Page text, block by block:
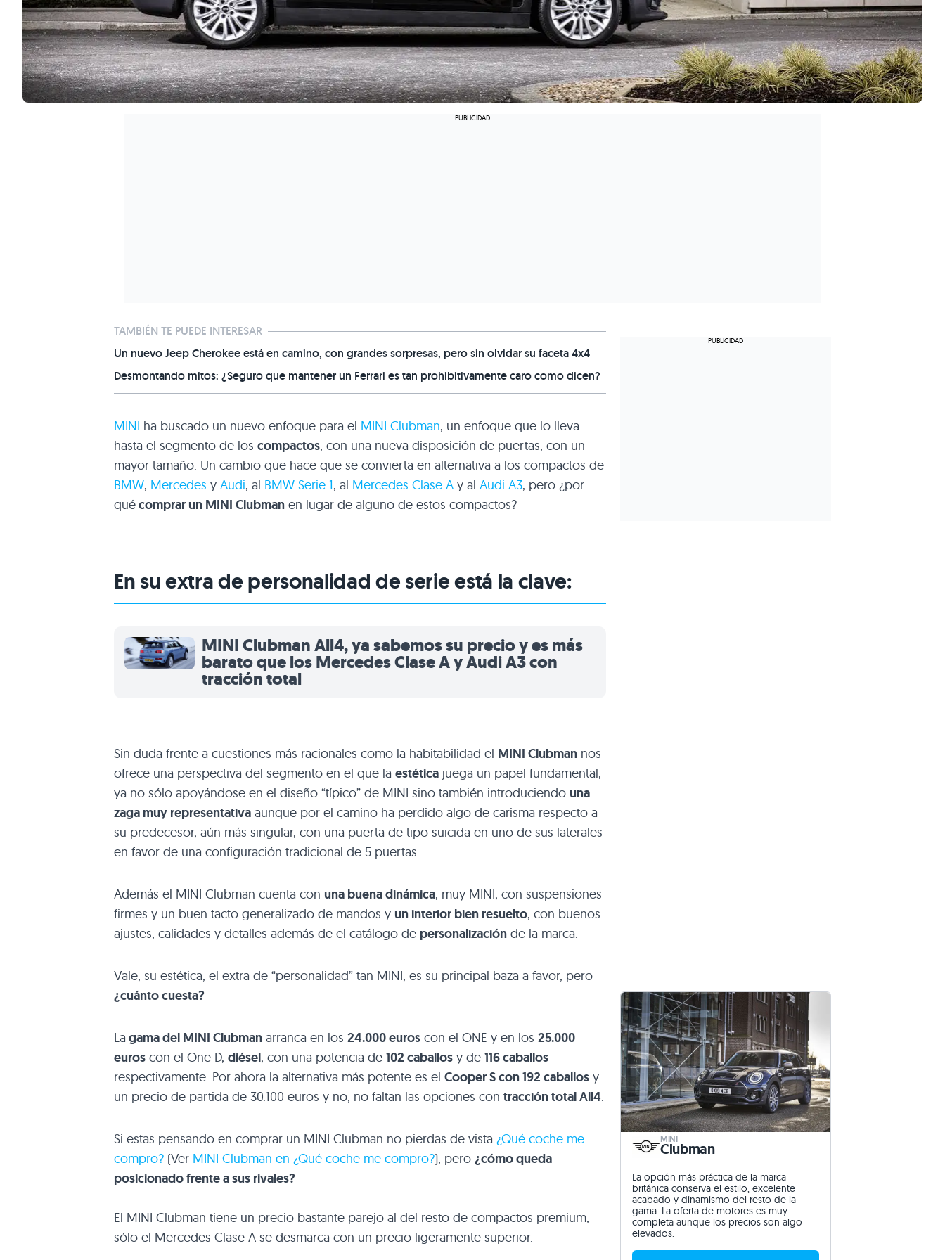
TAMBIÉN TE PUEDE INTERESAR
Un nuevo Jeep Cherokee está en camino, con grandes sorpresas, pero sin olvidar su faceta 4x4
Desmontando mitos: ¿Seguro que mantener un Ferrari es tan prohibitivamente caro como dicen?
MINI ha buscado un nuevo enfoque para el MINI Clubman, un enfoque que lo lleva
hasta el segmento de los compactos, con una nueva disposición de puertas, con un
mayor tamaño. Un cambio que hace que se convierta en alternativa a los compactos de
BMW, Mercedes y Audi, al BMW Serie 1, al Mercedes Clase A y al Audi A3, pero ¿por
quécomprar un MINI Clubman en lugar de alguno de estos compactos?
En su extra de personalidad de serie está la clave:
MINI Clubman All4, ya sabemos su precio y es más
barato que los Mercedes Clase A y Audi A3 con
tracción total
Sin duda frente a cuestiones más racionales como la habitabilidad el MINI Clubman nos
ofrece una perspectiva del segmento en el que la estética juega un papel fundamental,
ya no sólo apoyándose en el diseño “típico” de MINI sino también introduciendo una
zaga muy representativa aunque por el camino ha perdido algo de carisma respecto a
su predecesor, aún más singular, con una puerta de tipo suicida en uno de sus laterales
en favor de una configuración tradicional de 5 puertas.
Además el MINI Clubman cuenta con una buena dinámica, muy MINI, con suspensiones
firmes y un buen tacto generalizado de mandos y un interior bien resuelto, con buenos
ajustes, calidades y detalles además de el catálogo de personalización de la marca.
Vale, su estética, el extra de “personalidad” tan MINI, es su principal baza a favor, pero
¿cuánto cuesta?
La gama del MINI Clubman arranca en los 24.000 euros con el ONE y en los 25.000
euros con el One D, diésel, con una potencia de 102 caballos y de 116 caballos
respectivamente. Por ahora la alternativa más potente es el Cooper S con 192 caballos y
un precio de partida de 30.100 euros y no, no faltan las opciones con tracción total All4.
Si estas pensando en comprar un MINI Clubman no pierdas de vista ¿Qué coche me
compro? (Ver MINI Clubman en ¿Qué coche me compro?), pero ¿cómo queda
posicionado frente a sus rivales?
El MINI Clubman tiene un precio bastante parejo al del resto de compactos premium,
sólo el Mercedes Clase A se desmarca con un precio ligeramente superior.
MINI
Clubman
La opción más práctica de la marca
británica conserva el estilo, excelente
acabado y dinamismo del resto de la
gama. La oferta de motores es muy
completa aunque los precios son algo
elevados.